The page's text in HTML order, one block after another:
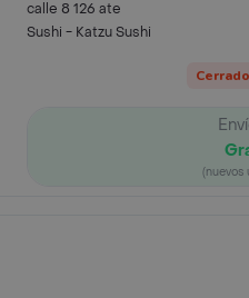
calle 8 126 ate
Sushi - Katzu Sushi
(nuevos